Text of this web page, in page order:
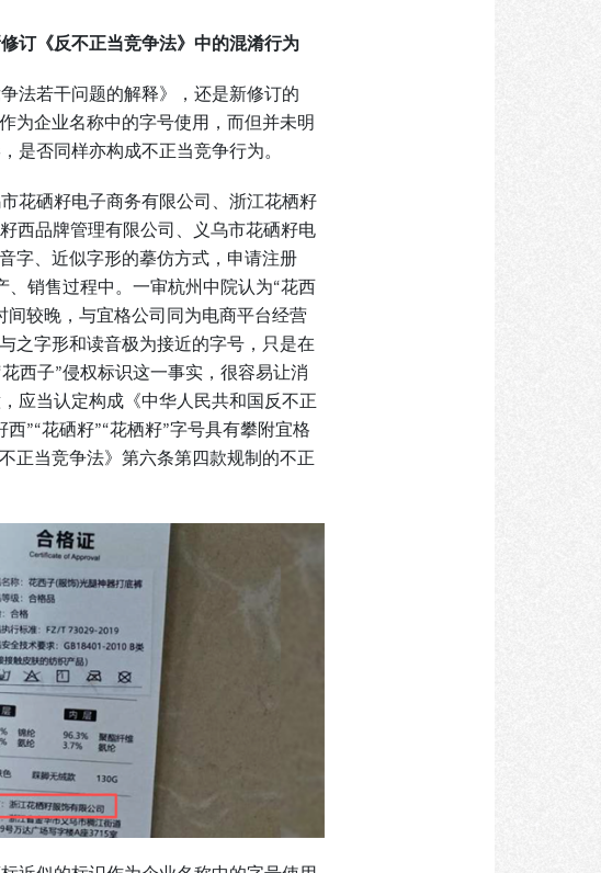
订《反不正当竞争法》中的混淆行为
法若干问题的解释》，还是新修订的
为企业名称中的字号使用，而但并未明
是否同样亦构成不正当竞争行为。
花硒籽电子商务有限公司、浙江花栖籽
西品牌管理有限公司、义乌市花硒籽电
字、近似字形的摹仿方式，申请注册
、销售过程中。一审杭州中院认为“花西
较晚，与宜格公司同为电商平台经营
之字形和读音极为接近的字号，只是在
西子”侵权标识这一事实，很容易让消
应当认定构成《中华人民共和国反不正
”“花硒籽”“花栖籽”字号具有攀附宜格
正当竞争法》第六条第四款规制的不正